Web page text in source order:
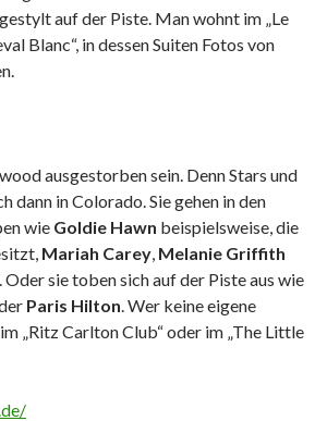
auf der Piste. Man wohnt im „Le
Blanc“, in dessen Suiten Fotos von
ausgestorben sein. Denn Stars und
dann in Colorado. Sie gehen in den
wie Goldie Hawn beispielsweise, die
Mariah Carey, Melanie Griffith
. Oder sie toben sich auf der Piste aus wie
Paris Hilton. Wer keine eigene
„Ritz Carlton Club“ oder im „The Little